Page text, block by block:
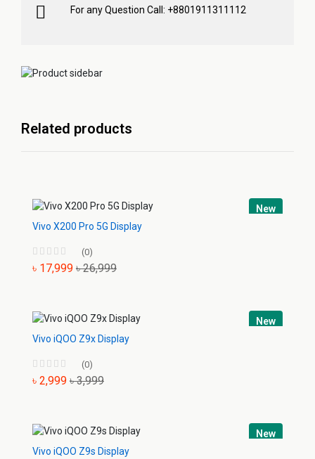
For any Question Call: +8801911311112
Related products
New
Vivo X200 Pro 5G Display
(0)
৳ 17,999 ৳ 26,999
New
Vivo iQOO Z9x Display
(0)
৳ 2,999 ৳ 3,999
New
Vivo iQOO Z9s Display